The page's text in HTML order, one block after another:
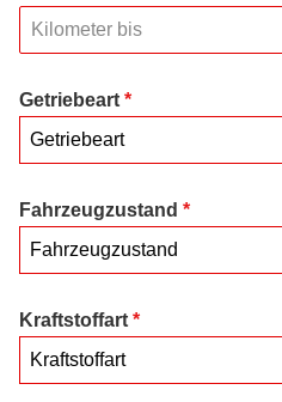
Getriebeart *
Getriebeart
Fahrzeugzustand *
Fahrzeugzustand
Kraftstoffart *
Kraftstoffart